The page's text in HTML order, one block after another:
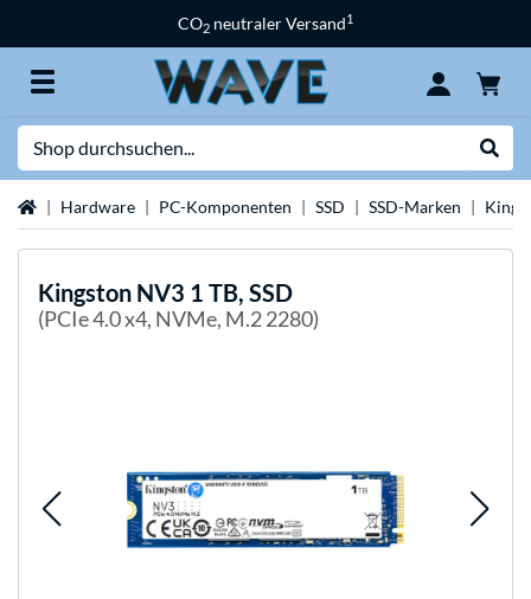
CO2 neutraler Versand1
StartseiteHardware PC-Komponenten SSD SSD-Marken
Kingston NV3 1 TB, SSD
(PCIe 4.0 x4, NVMe, M.2 2280)